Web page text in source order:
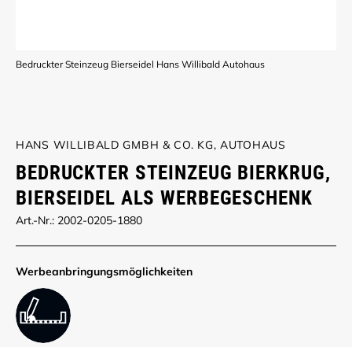
Bedruckter Steinzeug Bierseidel Hans Willibald Autohaus
HANS WILLIBALD GMBH & CO. KG, AUTOHAUS
BEDRUCKTER STEINZEUG BIERKRUG,
BIERSEIDEL ALS WERBEGESCHENK
Art.-Nr.: 2002-0205-1880
Werbe­anbringungs­möglich­keiten